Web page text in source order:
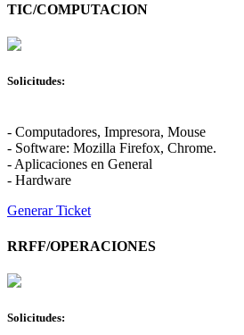
TIC/COMPUTACION
Solicitudes:
- Computadores, Impresora, Mouse
- Software: Mozilla Firefox, Chrome.
- Aplicaciones en General
- Hardware
Generar Ticket
RRFF/OPERACIONES
Solicitudes: